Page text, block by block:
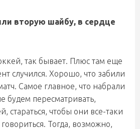
вторую шайбу, в сердце
так бывает. Плюс там еще
случился. Хорошо, что забили
Самое главное, что набрали
будем пересматривать,
стараться, чтобы они все-таки
Тогда, возможно,